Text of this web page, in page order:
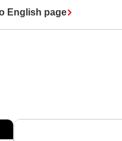
English page